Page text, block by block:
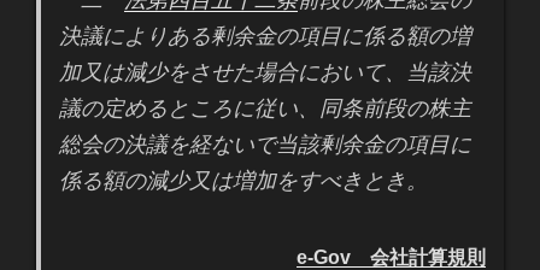
決議によりある剰余金の項目に係る額の増
加又は減少をさせた場合において、当該決
議の定めるところに従い、同条前段の株主
総会の決議を経ないで当該剰余金の項目に
係る額の減少又は増加をすべきとき。
e-Gov 会社計算規則